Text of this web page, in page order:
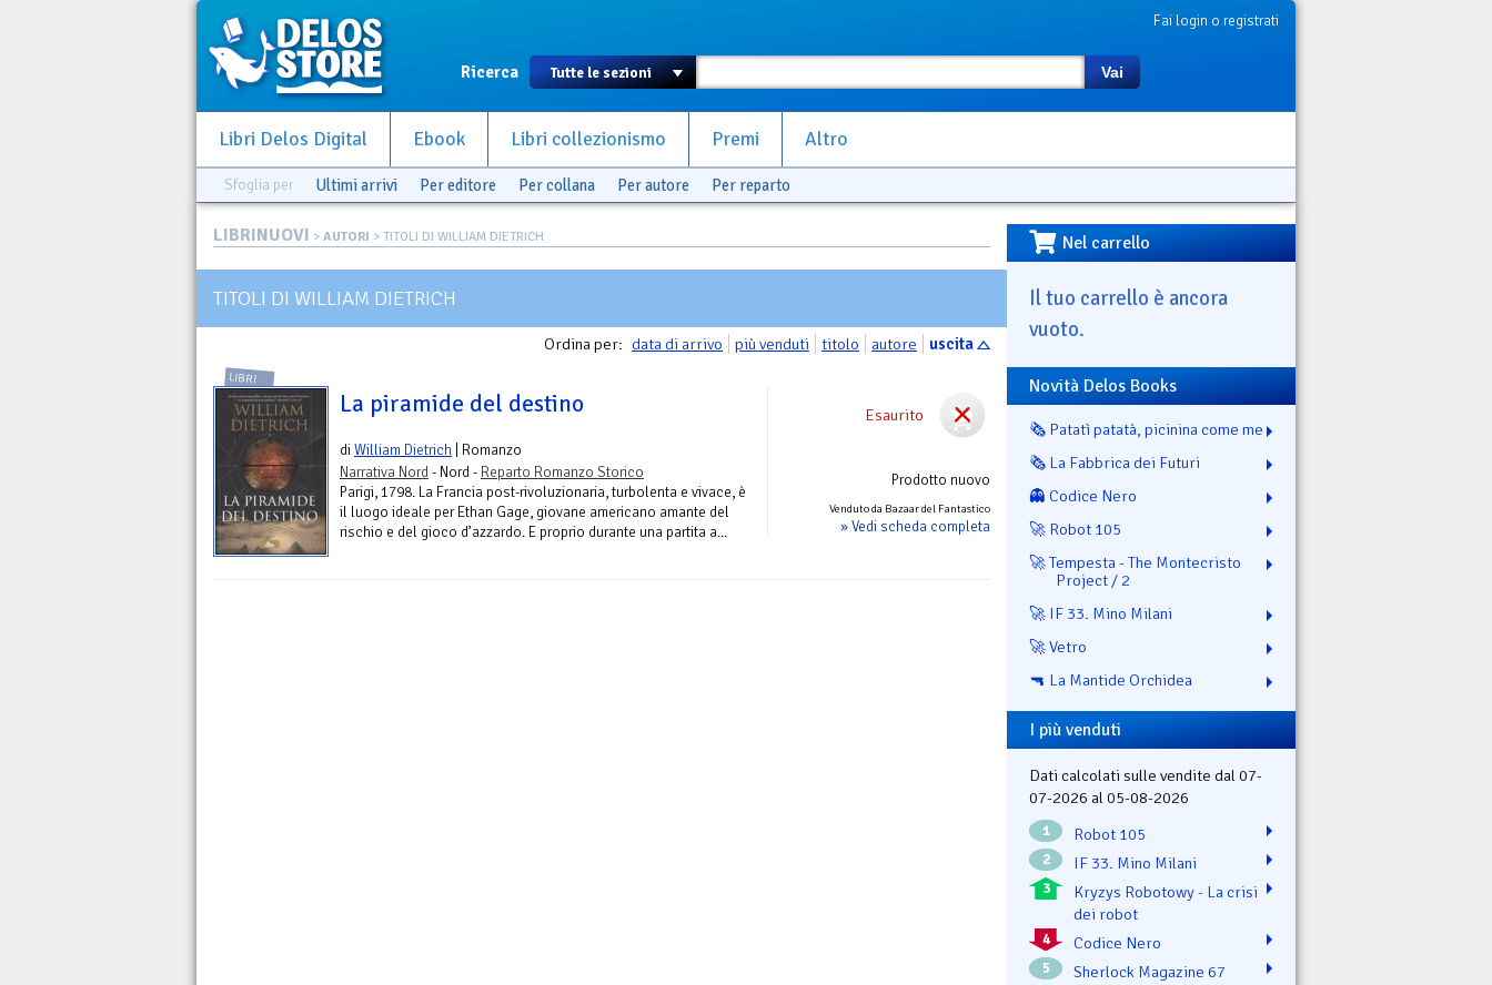
Fai login o registrati
Ricerca Vai
Libri Delos Digital Ebook Libri collezionismo Premi Altro
Sfoglia per Ultimi arrivi Per editore Per collana Per autore Per reparto
LIBRINUOVI > AUTORI > TITOLI DI WILLIAM DIETRICH
TITOLI DI WILLIAM DIETRICH
Ordina per: data di arrivo più venduti titolo autore uscita
Esaurito
Prodotto nuovo
Venduto da Bazaar del Fantastico
» Vedi scheda completa
LIBRI
La piramide del destino
diWilliam Dietrich | Romanzo
Narrativa Nord- Nord - Reparto Romanzo Storico
Parigi, 1798. La Francia post-rivoluzionaria, turbolenta e vivace, è
il luogo ideale per Ethan Gage, giovane americano amante del
rischio e del gioco d’azzardo. E proprio durante una partita a...
Nel carrello
Il tuo carrello è ancora
vuoto.
Novità Delos Books
🗞️ Patatì patatà, picinina come me
🗞️ La Fabbrica dei Futuri
👻 Codice Nero
🚀 Robot 105
🚀 Tempesta - The Montecristo
Project / 2
🚀 IF 33. Mino Milani
🚀 Vetro
🔫 La Mantide Orchidea
I più venduti
Dati calcolati sulle vendite dal 07-
07-2026 al 05-08-2026
1 Robot 105
2 IF 33. Mino Milani
3
Kryzys Robotowy - La crisi
dei robot
4 Codice Nero
5 Sherlock Magazine 67